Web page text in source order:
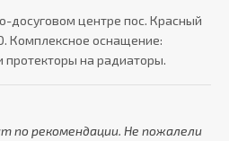
досуговом центре пос. Красный
Комплексное оснащение:
протекторы на радиаторы.
по рекомендации. Не пожалели